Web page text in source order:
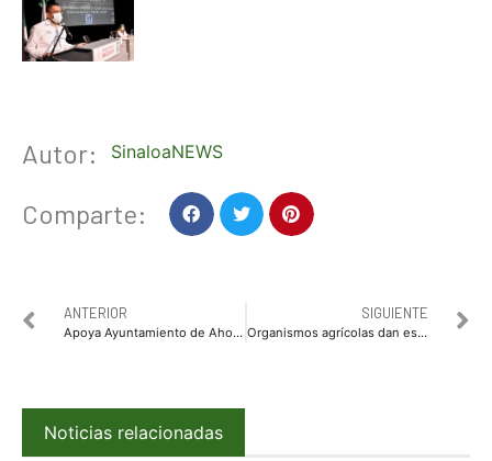
Autor: SinaloaNEWS
Comparte:
ANTERIOR
Apoya Ayuntamiento de Ahome a chihuahuense que quedó varado en Los Mochis
SIGUIENTE
Organismos agrícolas dan espaldarazo a Maribel Vega
Noticias relacionadas